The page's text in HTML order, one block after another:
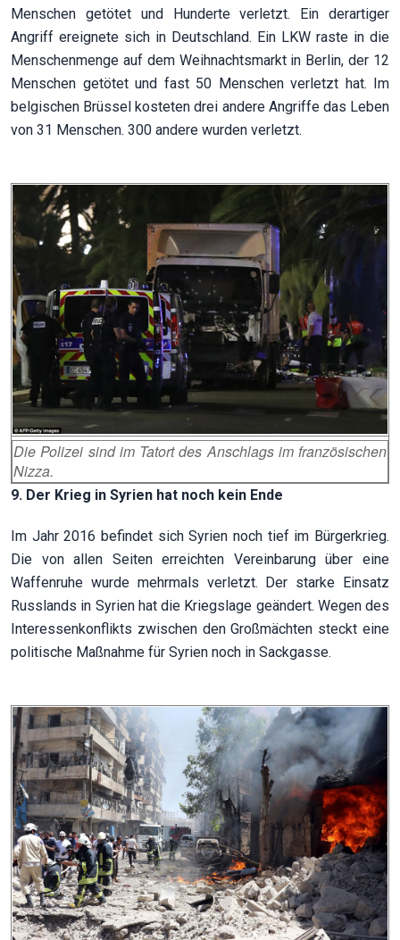
Menschen getötet und Hunderte verletzt. Ein derartiger
Angriff ereignete sich in Deutschland. Ein LKW raste in die
Menschenmenge auf dem Weihnachtsmarkt in Berlin, der 12
Menschen getötet und fast 50 Menschen verletzt hat. Im
belgischen Brüssel kosteten drei andere Angriffe das Leben
von 31 Menschen. 300 andere wurden verletzt.
Die Polizei sind im Tatort des Anschlags im französischen
Nizza.
9. Der Krieg in Syrien hat noch kein Ende
Im Jahr 2016 befindet sich Syrien noch tief im Bürgerkrieg.
Die von allen Seiten erreichten Vereinbarung über eine
Waffenruhe wurde mehrmals verletzt. Der starke Einsatz
Russlands in Syrien hat die Kriegslage geändert. Wegen des
Interessenkonflikts zwischen den Großmächten steckt eine
politische Maßnahme für Syrien noch in Sackgasse.